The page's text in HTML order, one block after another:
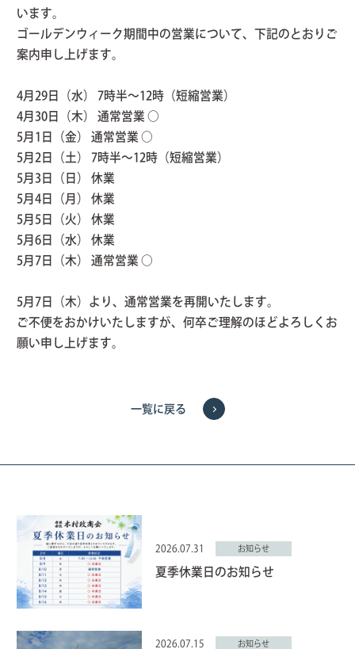
います。
ゴールデンウィーク期間中の営業について、下記のとおりご
案内申し上げます。
4月29日（水） 7時半〜12時（短縮営業）
4月30日（木） 通常営業 ○
5月1日（金） 通常営業 ○
5月2日（土） 7時半〜12時（短縮営業）
5月3日（日） 休業
5月4日（月） 休業
5月5日（火） 休業
5月6日（水） 休業
5月7日（木） 通常営業 ○
5月7日（木）より、通常営業を再開いたします。
ご不便をおかけいたしますが、何卒ご理解のほどよろしくお
願い申し上げます。
一覧に戻る
2026.07.31 お知らせ
夏季休業日のお知らせ
2026.07.15 お知らせ